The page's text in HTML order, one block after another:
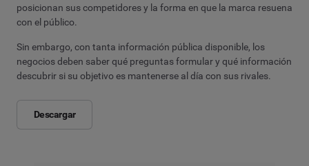
posicionan sus competidores y la forma en que la marca resuena
con el público.
Sin embargo, con tanta información pública disponible, los
negocios deben saber qué preguntas formular y qué información
descubrir si su objetivo es mantenerse al día con sus rivales.
Descargar